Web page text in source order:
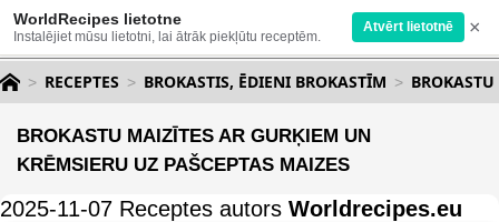
WorldRecipes lietotne
Instalējiet mūsu lietotni, lai ātrāk piekļūtu receptēm.
Atvērt lietotnē ×
RECEPTES BROKASTIS, ĒDIENI BROKASTĪM
BROKASTU MAIZĪTES AR GURĶIEM UN
KRĒMSIERU UZ PAŠCEPTAS MAIZES
2025-11-07 Receptes autors Worldrecipes.eu